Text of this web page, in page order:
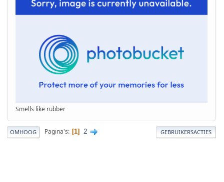
Smells like rubber
OMHOOG Pagina's 1 2 GEBRUIKERSACTIES